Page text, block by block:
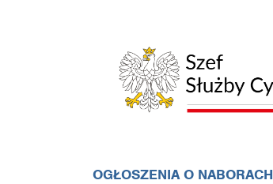
OGŁOSZENIA O NABORACH